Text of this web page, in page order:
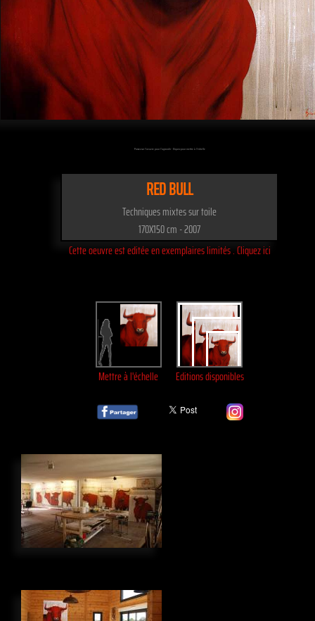
Passez sur l'oeuvre pour l'agrandir - Cliquez pour mettre à l'échelle
RED BULL
Techniques mixtes sur toile
170X150 cm - 2007
Cette oeuvre est editée en exemplaires limités . Cliquez ici
Mettre à l'échelle Editions disponibles